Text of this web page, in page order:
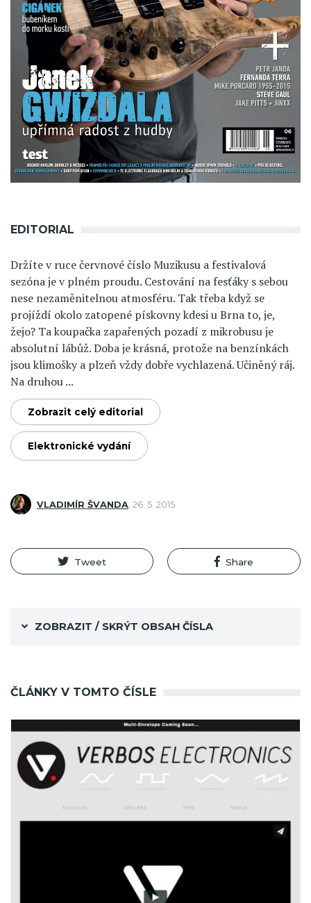
EDITORIAL
Držíte v ruce červnové číslo Muzikusu a festivalová
sezóna je v plném proudu. Cestování na fesťáky s sebou
nese nezaměnitelnou atmosféru. Tak třeba když se
projíždí okolo zatopené pískovny kdesi u Brna to, je,
žejo? Ta koupačka zapařených pozadí z mikrobusu je
absolutní lábůž. Doba je krásná, protože na benzínkách
jsou klimošky a plzeň vždy dobře vychlazená. Učiněný ráj.
Na druhou ...
Zobrazit celý editorial
Elektronické vydání
VLADIMÍR ŠVANDA 26. 5. 2015
Tweet Share
ZOBRAZIT / SKRÝT OBSAH ČÍSLA
ČLÁNKY V TOMTO ČÍSLE